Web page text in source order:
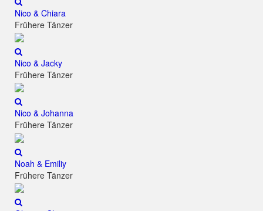
Nico & Chiara
Frühere Tänzer
Nico & Jacky
Frühere Tänzer
Nico & Johanna
Frühere Tänzer
Noah & Emiliy
Frühere Tänzer